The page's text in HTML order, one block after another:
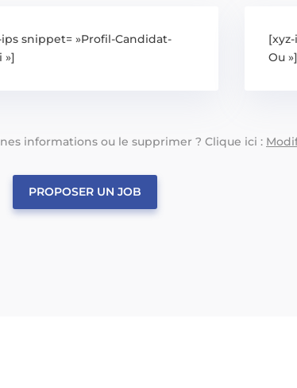
ips snippet= »Profil-Candidat-
»]
Ou »]
informations ou le supprimer ? Clique ici :
PROPOSER UN JOB